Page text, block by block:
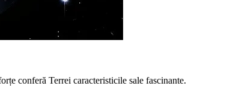
conferă Terrei caracteristicile sale fascinante.